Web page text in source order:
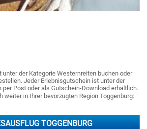
unter der Kategorie Westernreiten buchen oder
Jeder Erlebnisgutschein ist unter der
per Post oder als Gutschein-Download erhältlich.
weiter in Ihrer bevorzugten Region Toggenburg:
TOGGENBURG